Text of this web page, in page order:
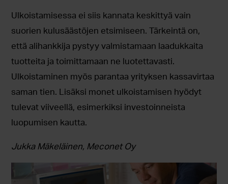
Ulkoistamisessa ei siis kannata keskittyä vain
suorien kulusäästöjen etsimiseen. Tärkeintä on,
että alihankkija pystyy valmistamaan laadukkaita
tuotteita ja toimittamaan ne luotettavasti.
Ulkoistaminen myös parantaa yrityksen kassavirtaa
saman tien. Lisäksi monet ulkoistamisen hyödyt
tulevat viiveellä, esimerkiksi investoinneista
luopumisen kautta.
Jukka Mäkeläinen, Meconet Oy